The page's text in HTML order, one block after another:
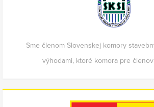
Sme členom Slovenskej komory
výhodami, ktoré komora pre